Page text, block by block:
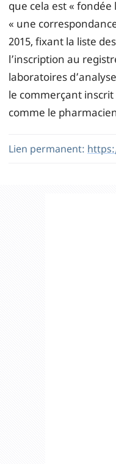
que cela est «
« une
2015, fixant la liste
l’inscription au
laboratoires
le commerçant
comme le
Lien permanent: